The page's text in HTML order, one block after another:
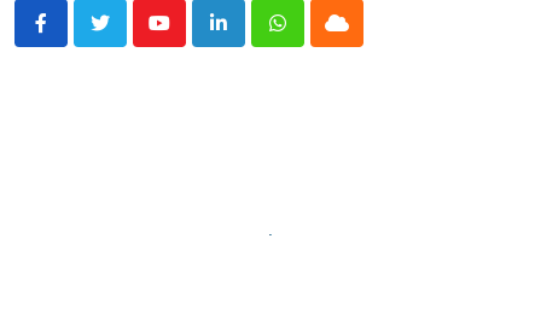
YoutubeLinkedInWhatsappCloud